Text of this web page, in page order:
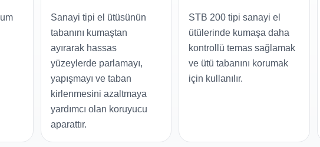
Sanayi tipi el ütüsünün
tabanını kumaştan
ayırarak hassas
yüzeylerde parlamayı,
yapışmayı ve taban
kirlenmesini azaltmaya
yardımcı olan koruyucu
aparattır.
STB 200 tipi sanayi el
ütülerinde kumaşa daha
kontrollü temas sağlamak
ve ütü tabanını korumak
için kullanılır.